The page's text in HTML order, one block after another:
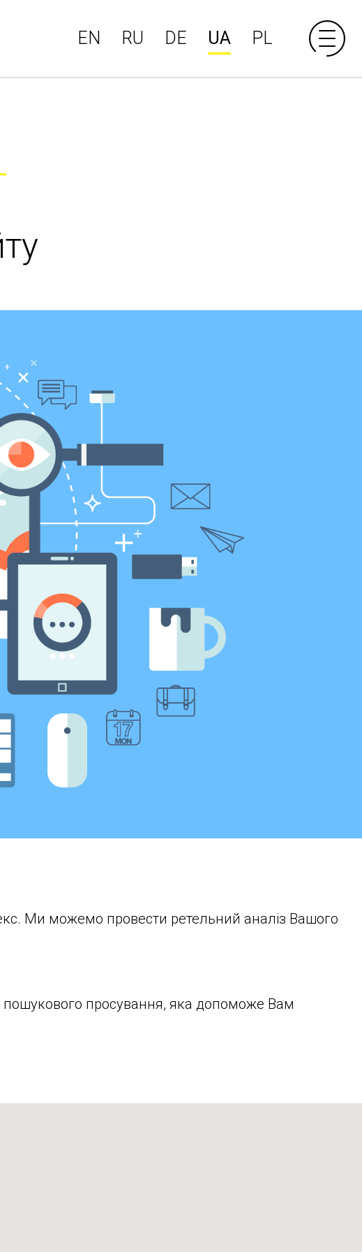
EN RU DE UA PL
Ми можемо провести ретельний аналіз Вашого
пошукового просування, яка допоможе Вам